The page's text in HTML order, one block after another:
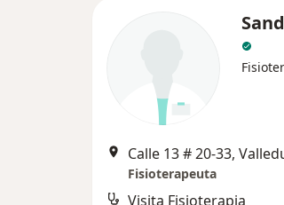
Calle 13 # 20-33,
Fisioterapeuta
Visita Fisioterapia